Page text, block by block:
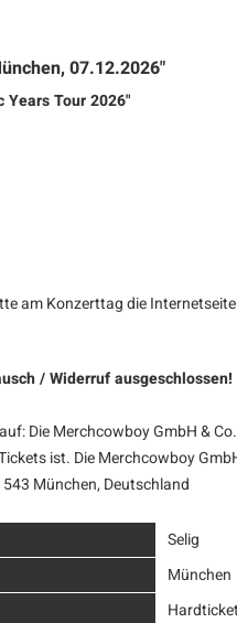
07.12.2026"
Years Tour 2026"
am Konzerttag die
/ Widerruf ausgeschlossen!
Die Merchcowboy GmbH &
ist. Die Merchcowboy
München, Deutschland
Selig
München
Hardticket